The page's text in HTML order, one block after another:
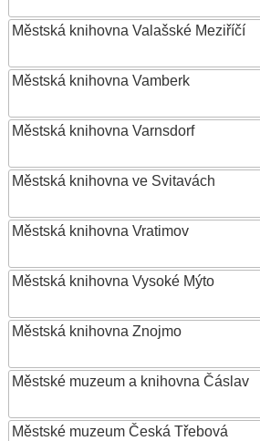
Městská knihovna Valašské Meziříčí
Městská knihovna Vamberk
Městská knihovna Varnsdorf
Městská knihovna ve Svitavách
Městská knihovna Vratimov
Městská knihovna Vysoké Mýto
Městská knihovna Znojmo
Městské muzeum a knihovna Čáslav
Městské muzeum Česká Třebová